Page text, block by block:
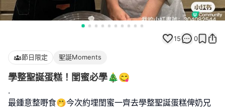
15 0
節日限定 聖誕Moments
學整聖誕蛋糕！閨蜜必學🎄😋
.
最鍾意整嘢食🤭今次約埋閨蜜一齊去學整聖誕蛋糕俾奶兄